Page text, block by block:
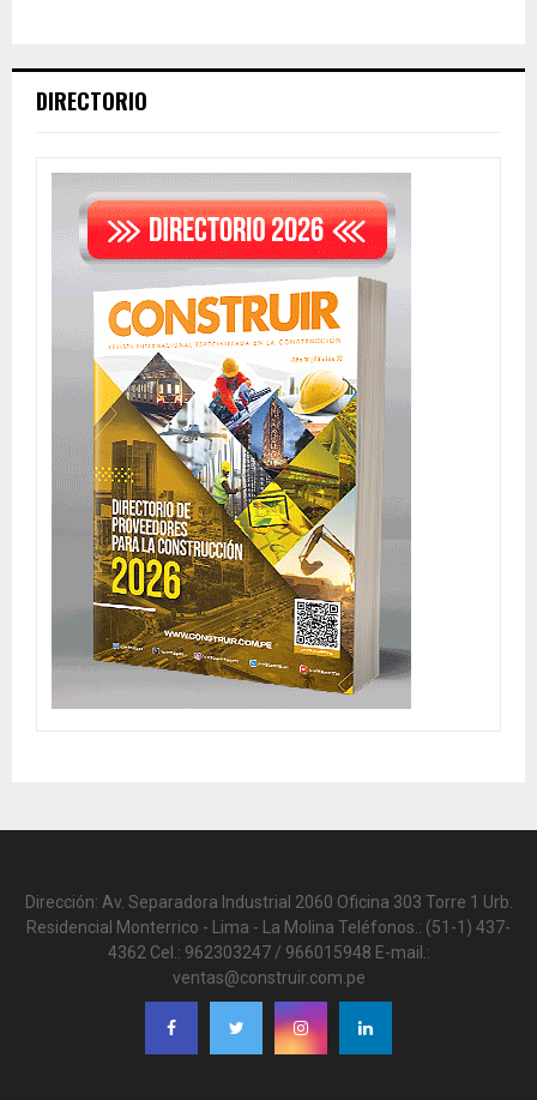
DIRECTORIO
Dirección: Av. Separadora Industrial 2060 Oficina 303 Torre 1 Urb.
Residencial Monterrico - Lima - La Molina Teléfonos.: (51-1) 437-
4362 Cel.: 962303247 / 966015948 E-mail.:
ventas@construir.com.pe